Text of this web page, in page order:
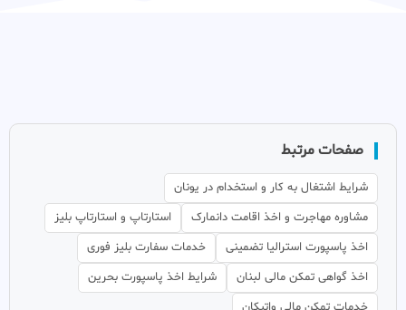
صفحات مرتبط
شرایط اشتغال به کار و استخدام در یونان
مشاوره مهاجرت و اخذ اقامت دانمارک
استارتاپ و استارتاپ بلیز
اخذ پاسپورت استرالیا تضمینی
خدمات سفارت بلیز فوری
اخذ گواهی تمکن مالی لبنان
شرایط اخذ پاسپورت بحرین